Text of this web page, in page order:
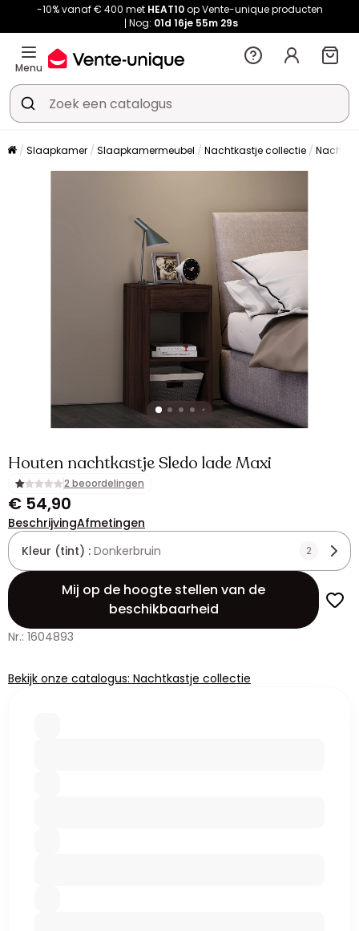
-10% vanaf € 400 met HEAT10op Vente-unique producten
Nog: 01d 16je 55m 28s
Menu
Slaapkamer Slaapkamermeubel Nachtkastje collectie
Houten nachtkastje Sledo lade Maxi
2 beoordelingen
€ 54,90
BeschrijvingAfmetingen
Kleur (tint) : Donkerbruin 2
Mij op de hoogte stellen van de
beschikbaarheid
Nr.: 1604893
Bekijk onze catalogus: Nachtkastje collectie